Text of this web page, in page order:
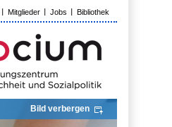
Mitglieder Jobs Bibliothek
Bild verbergen